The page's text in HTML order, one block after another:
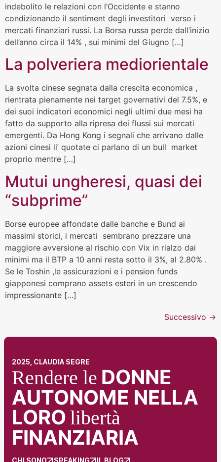
indebolito le relazioni con l’Occidente e stanno
condizionando il sentiment degli investitori verso i
mercati finanziari russi. La Borsa russa perde dall’inizio
dell’anno circa il 14% , sui minimi del Giugno […]
La polveriera mediorientale
La svolta cinese segnata dalla crescita economica ,
rientrata pienamente nei target governativi del 7.5%, e
dei suoi indicatori economici negli ultimi due mesi ha
fatto da supporto alla ripresa dei flussi sui mercati
emergenti. Da Hong Kong i segnali che arrivano dalle
azioni cinesi li’ quotate ci parlano di un bull market
proprio mentre […]
Mutui ungheresi, quasi dei
“subprime”
Borse europee affondate dalle banche e Bund ai
massimi storici, i mercati sembrano prezzare una
maggiore avversione al rischio con Vix in rialzo dai
minimi ma il BTP a 10 anni resta sotto il 3%, al 2.80% .
Se le Toshin ,le assicurazioni e i pension funds
giapponesi comprano assets esteri in un crescendo
impressionante […]
Successivo →
2025, CLAUDIA SEGRE
Rendere le DONNE
AUTONOME NELLA
LORO libertà
FINANZIARIA
CHI SONO SPEAKING IL BLOG